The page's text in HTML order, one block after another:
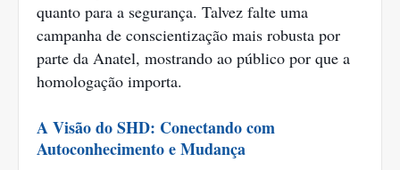
quanto para a segurança. Talvez falte uma
campanha de conscientização mais robusta por
parte da Anatel, mostrando ao público por que a
homologação importa.
A Visão do SHD: Conectando com
Autoconhecimento e Mudança